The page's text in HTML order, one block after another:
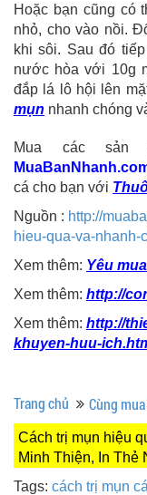
Hoặc bạn cũng có
nhỏ, cho vào nồi.
khi sôi. Sau đó
nước hòa với 10g
đắp lá lô hội lên
mụn nhanh chóng
Mua các sản
cá cho bạn với
Nguồn : http://
hieu-qua-va-nhanh-
Xem thêm: Yêu
Xem thêm: http://
Xem thêm: http://
khuyen-huu-
Trang chủ Cùng
Cách trị mụn hiệu
Minh Thiện, In Thẻ
Tags: cách trị mụn